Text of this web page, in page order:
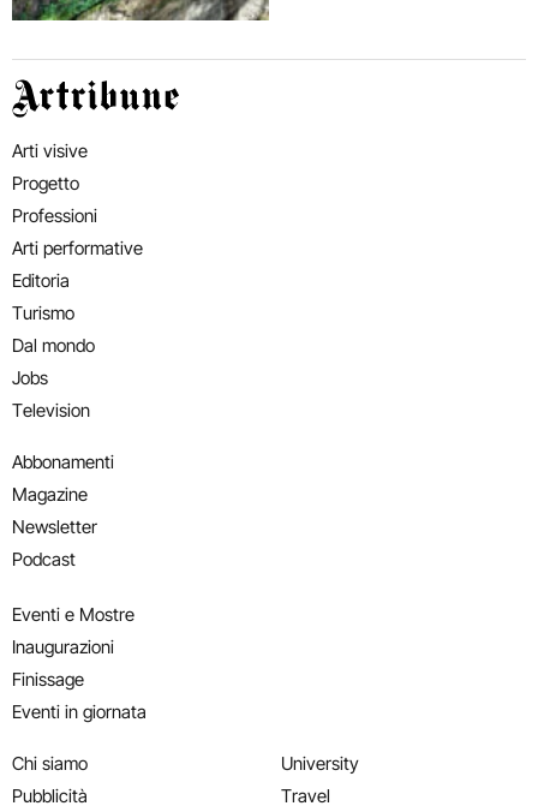
Artribune
Arti visive
Progetto
Professioni
Arti performative
Editoria
Turismo
Dal mondo
Jobs
Television
Abbonamenti
Magazine
Newsletter
Podcast
Eventi e Mostre
Inaugurazioni
Finissage
Eventi in giornata
Chi siamo
Pubblicità
University
Travel